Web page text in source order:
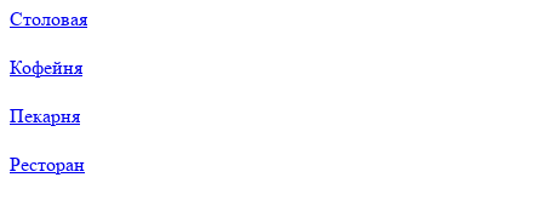
Столовая
Кофейня
Пекарня
Ресторан